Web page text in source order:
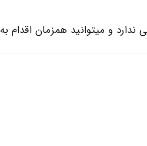
و میتوانید همزمان اقدام به